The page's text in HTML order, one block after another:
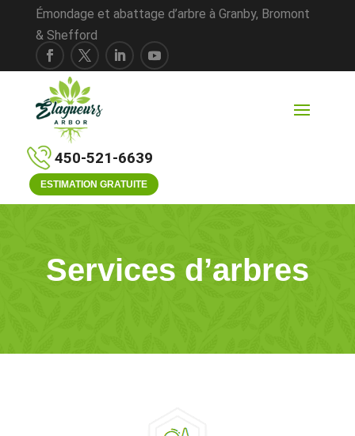
Émondage et abattage d’arbre à Granby, Bromont
& Shefford
450-521-6639
ESTIMATION GRATUITE
Services d’arbres